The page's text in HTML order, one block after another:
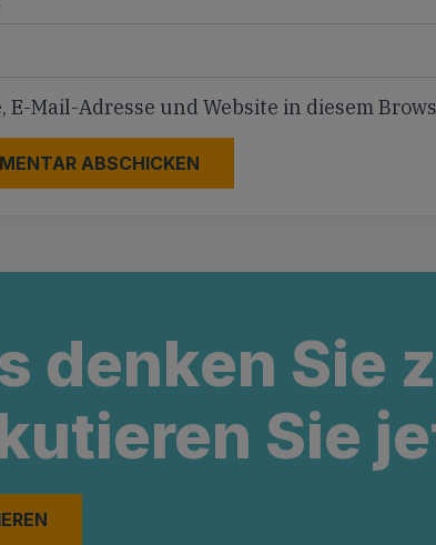
E-Mail-Adresse und Website in diesem
denken Sie
Sie